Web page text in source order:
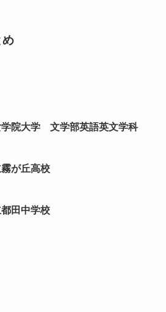
め
学院大学 文学部英語英文学科
が丘高校
田中学校